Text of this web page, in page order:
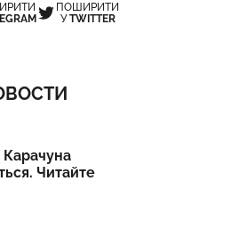
ПОШИРИТИ
УTWITTER
Карачуна
Читайте